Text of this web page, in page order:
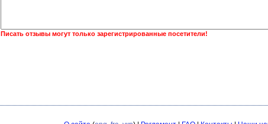
Писать отзывы могут только зарегистрированные посетители!